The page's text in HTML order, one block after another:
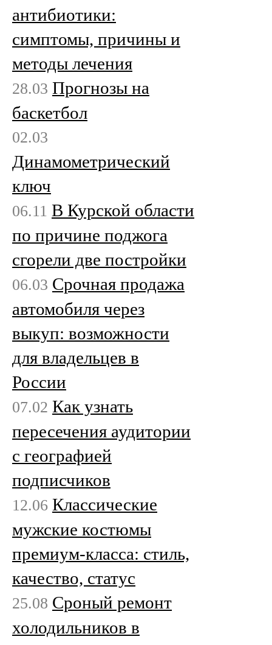
антибиотики:
симптомы, причины и
методы лечения
28.03 Прогнозы на
баскетбол
02.03
Динамометрический
ключ
06.11 В Курской области
по причине поджога
сгорели две постройки
06.03 Срочная продажа
автомобиля через
выкуп: возможности
для владельцев в
России
07.02 Как узнать
пересечения аудитории
с географией
подписчиков
12.06 Классические
мужские костюмы
премиум-класса: стиль,
качество, статус
25.08 Сроный ремонт
холодильников в